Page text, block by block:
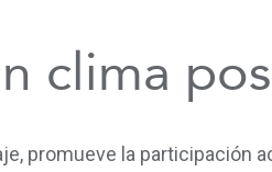
clima
promueve la participación